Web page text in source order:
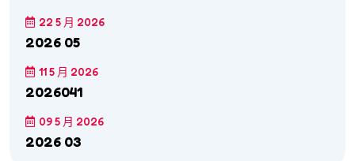
22 5 月 2026
2026 05
11 5 月 2026
2026041
09 5 月 2026
2026 03